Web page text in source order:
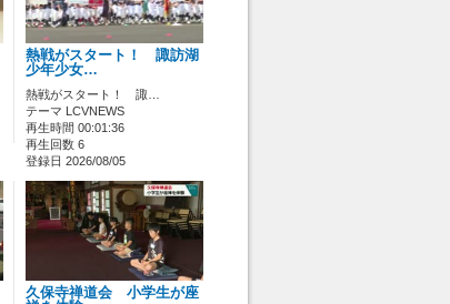
熱戦がスタート！ 諏訪湖
少年少女…
熱戦がスタート！ 諏…
テーマ LCVNEWS
再生時間 00:01:36
再生回数 6
登録日 2026/08/05
久保寺禅道会 小学生が座